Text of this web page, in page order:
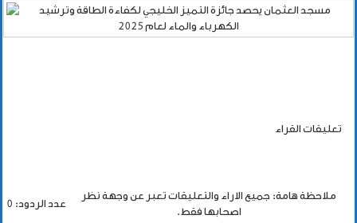
تعليقات القراء
ملاحظة هامة: جميع الاراء والتعليقات تعبر عن وجهة نظر
اصحابها فقط.
عدد الردود: 0